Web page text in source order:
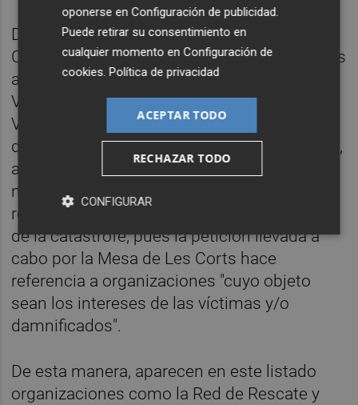
De esta manera, el listado ofrecido por la
Conselleria de Justicia recoge las principales
asociaciones de damnificados (Asociación
Víctimes Dana 29 Octubre, la Associació
Víctimes Mortals Dana 29-O y la Asociación
de damnificados por la Dana de L'Horta Sud),
a las que se suman otras 14. No obstante,
no todas ellas tienen como objetivo la
representación de víctimas y damnificados
de la catástrofe, pues la petición llevada a
cabo por la Mesa de Les Corts hace
referencia a organizaciones "cuyo objeto
sean los intereses de las víctimas y/o
damnificados".
De esta manera, aparecen en este listado
organizaciones como la Red de Rescate y
oponerse enConfiguración de publicidad.
Puede retirar su consentimiento en
cualquier momento enConfiguración de
cookies.Política de privacidad
ACEPTAR TODO
RECHAZAR TODO
CONFIGURAR